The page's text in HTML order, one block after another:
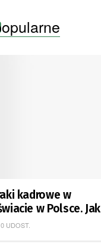
kadrowe w
w Polsce. Jak
w Gorzowie?
0 UDOST.